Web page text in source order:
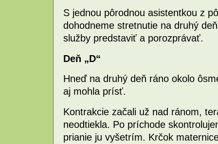
S jednou pôrodnou asistentkou z
dohodneme stretnutie na druhý
služby predstaviť a porozprávať.
Deň „D“
Hneď na druhý deň ráno okolo
aj mohla prísť.
Kontrakcie začali už nad ránom,
neodtiekla. Po príchode
prianie ju vyšetrím. Krčok